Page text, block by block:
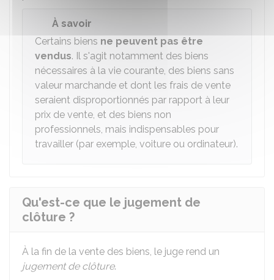
À savoir
Certains biens ne peuvent pas être
vendus. Il s'agit notamment des biens
nécessaires à la vie courante, des biens sans
valeur marchande et dont les frais de vente
seraient disproportionnés par rapport à leur
prix de vente, et des biens non
professionnels, mais indispensables pour
travailler (par exemple, voiture ou ordinateur).
Qu'est-ce que le jugement de
clôture ?
À la fin de la vente des biens, le juge rend un
jugement de clôture.